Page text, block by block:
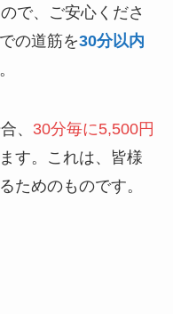
で、ご安心くださ
の道筋を30分以内
、 30分毎に5,500円
す。これは、皆様
ためのものです。